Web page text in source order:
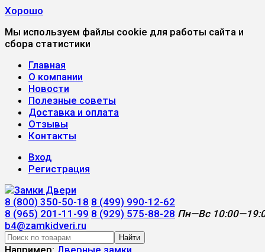
Хорошо
Мы используем файлы cookie для работы сайта и
сбора статистики
Главная
О компании
Новости
Полезные советы
Доставка и оплата
Отзывы
Контакты
Вход
Регистрация
8 (800) 350-50-18 8 (499) 990-12-62
8 (965) 201-11-99 8 (929) 575-88-28 Пн—Вс
b4@zamkidveri.ru
Найти
Например: Дверные замки